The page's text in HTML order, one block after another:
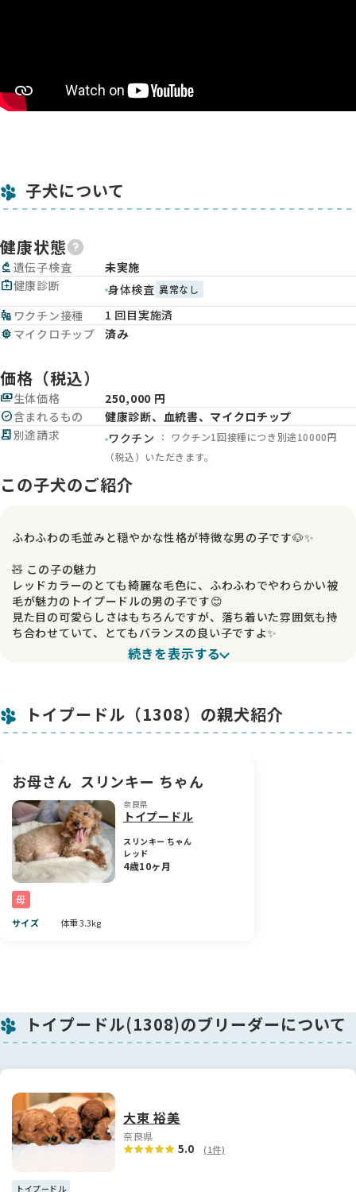
子犬について
健康状態
biotech 遺伝子検査
未実施
medical_services健康診断 身体検査 異常なし
vaccines ワクチン接種
1 回目実施済
memory マイクロチップ 済み
価格（税込）
payments生体価格
250,000 円
check_circle含まれるもの
健康診断、血統書、マイクロチップ
receipt_long 別途請求 ワクチン
： ワクチン1回接種につき別途10000円
（税込）いただきます。
この子犬のご紹介
ふわふわの毛並みと穏やかな性格が特徴な男の子です🐶✨
🧸 この子の魅力
レッドカラーのとても綺麗な毛色に、ふわふわでやわらかい被
毛が魅力のトイプードルの男の子です😊
見た目の可愛らしさはもちろんですが、落ち着いた雰囲気も持
ち合わせていて、とてもバランスの良い子ですよ✨
れること間違いなしです☺️
穏やかで落ち着きもあるので、初めてわんちゃんを迎える方に
✨ 日々の様子
普段からのんびりとした性格で、マイペースに過ごしています
🐾
人のそばにいることが大好きで、甘えたいときはしっかりアピ
ールしてくる姿もとても愛らしいですよ❤️
可愛さと優しさを兼ね備えた、とっても魅力的な男の子です🐶
💕
素敵なご縁をお待ちしております✨
続きを表示する
トイプードル（1308）の親犬紹介
お母さん スリンキー ちゃん
奈良県
トイプードル
スリンキー ちゃん
レッド
4歳10ヶ月
母
サイズ 体重 3.3kg
トイプードル(1308)のブリーダーについて
大東 裕美
奈良県
5.0 (1件)
トイプードル